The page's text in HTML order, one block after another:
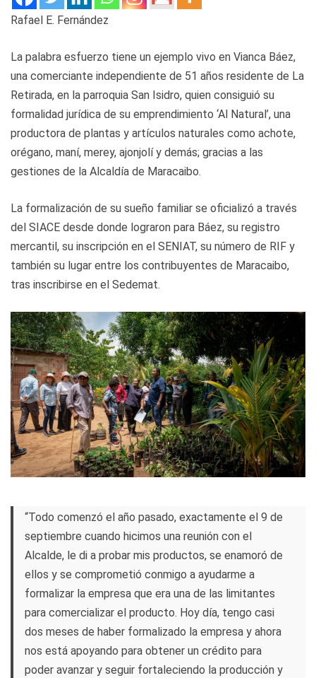
Rafael E. Fernández
La palabra esfuerzo tiene un ejemplo vivo en Vianca Báez,
una comerciante independiente de 51 años residente de La
Retirada, en la parroquia San Isidro, quien consiguió su
formalidad jurídica de su emprendimiento ‘Al Natural’, una
productora de plantas y artículos naturales como achote,
orégano, maní, merey, ajonjolí y demás; gracias a las
gestiones de la Alcaldía de Maracaibo.
La formalización de su sueño familiar se oficializó a través
del SIACE desde donde lograron para Báez, su registro
mercantil, su inscripción en el SENIAT, su número de RIF y
también su lugar entre los contribuyentes de Maracaibo,
tras inscribirse en el Sedemat.
“Todo comenzó el año pasado, exactamente el 9 de
septiembre cuando hicimos una reunión con el
Alcalde, le di a probar mis productos, se enamoró de
ellos y se comprometió conmigo a ayudarme a
formalizar la empresa que era una de las limitantes
para comercializar el producto. Hoy día, tengo casi
dos meses de haber formalizado la empresa y ahora
nos está apoyando para obtener un crédito para
poder avanzar y seguir fortaleciendo la producción y